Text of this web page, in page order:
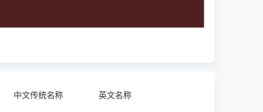
中文传统名称 英文名称